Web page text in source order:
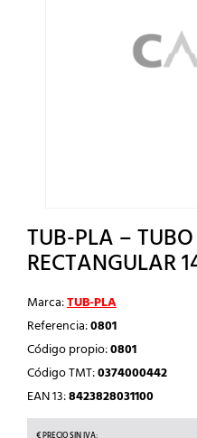
TUB-PLA –
RECTANGULAR
Marca:TUB-PLA
Referencia:0801
Código propio:0801
Código TMT:0374000442
EAN 13:8423828031100